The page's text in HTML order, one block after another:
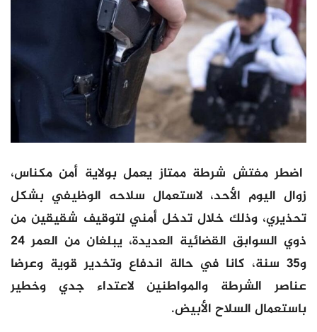
اضطر مفتش شرطة ممتاز يعمل بولاية أمن مكناس،
زوال اليوم الأحد، لاستعمال سلاحه الوظيفي بشكل
تحذيري، وذلك خلال تدخل أمني لتوقيف شقيقين من
ذوي السوابق القضائية العديدة، يبلغان من العمر 24
و35 سنة، كانا في حالة اندفاع وتخدير قوية وعرضا
عناصر الشرطة والمواطنين لاعتداء جدي وخطير
باستعمال السلاح الأبيض.